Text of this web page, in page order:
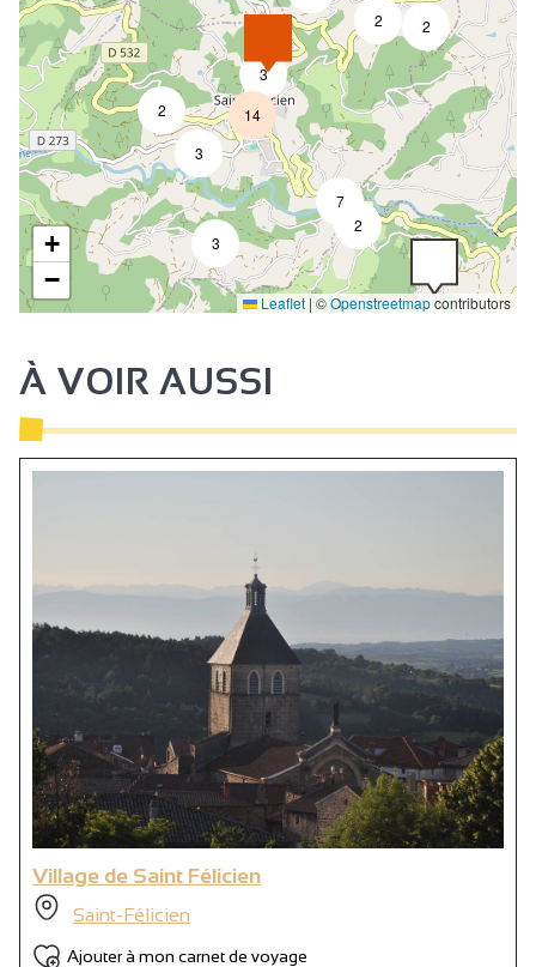
2 2
2
7
3
2
3
3
14
+
−
Leaflet | ©Openstreetmapcontributors
À VOIR AUSSI
Village de Saint Félicien
Saint-Félicien
Ajouter à mon carnet de voyage